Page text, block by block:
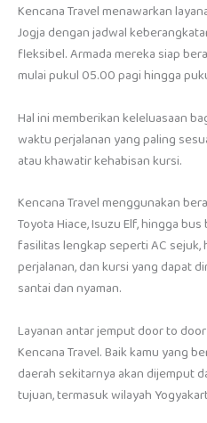
Kencana Travel menawarkan
Jogja dengan jadwal
fleksibel. Armada mereka siap
mulai pukul 05.00 pagi hingga
Hal ini memberikan keleluasaan
waktu perjalanan yang paling
atau khawatir kehabisan kursi.
Kencana Travel menggunakan
Toyota Hiace, Isuzu Elf, hingga
fasilitas lengkap seperti AC sejuk,
perjalanan, dan kursi yang dapat
santai dan nyaman.
Layanan antar jemput door to
Kencana Travel. Baik kamu yang
daerah sekitarnya akan dijemput
tujuan, termasuk wilayah